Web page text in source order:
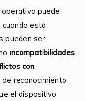
operativo puede
cuando está
pueden ser
incompatibilidades
con
reconocimiento
el dispositivo